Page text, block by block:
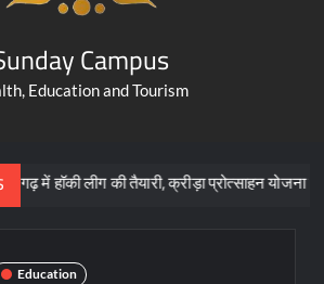
Campus
Education and Tourism
की तैयारी, क्रीड़ा प्रोत्साहन योजना के लिए 57
Education